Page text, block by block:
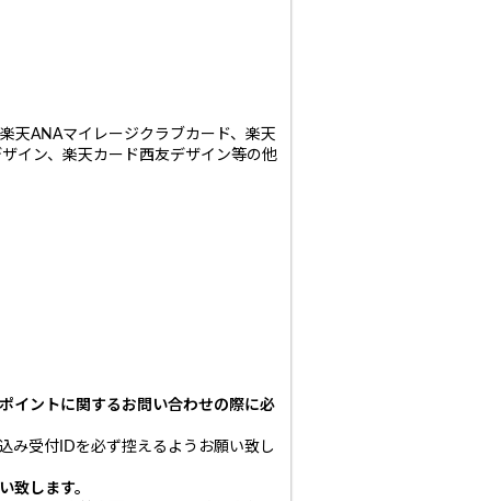
天ANAマイレージクラブカード、楽天
イン、楽天カード西友デザイン等の他
ポイントに関するお問い合わせの際に必
み受付IDを必ず控えるようお願い致し
致します。